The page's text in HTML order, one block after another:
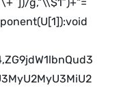
g,“\\$1″)+“=